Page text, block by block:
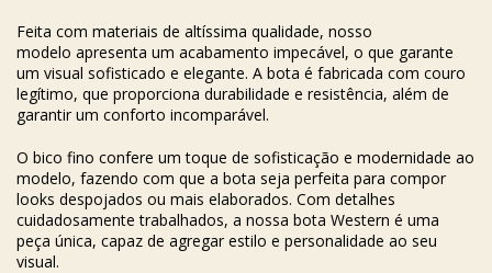
Feita com materiais de altíssima qualidade, nosso
modelo apresenta um acabamento impecável, o que garante
um visual sofisticado e elegante. A bota é fabricada com couro
legítimo, que proporciona durabilidade e resistência, além de
garantir um conforto incomparável.
O bico fino confere um toque de sofisticação e modernidade ao
modelo, fazendo com que a bota seja perfeita para compor
looks despojados ou mais elaborados. Com detalhes
cuidadosamente trabalhados, a nossa bota Western é uma
peça única, capaz de agregar estilo e personalidade ao seu
visual.